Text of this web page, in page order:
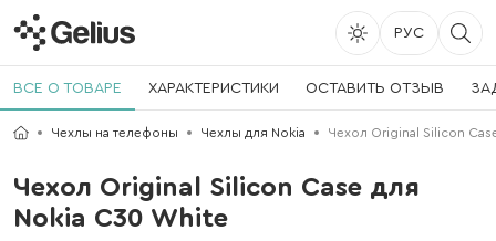
РУС
ВСЕ О ТОВАРЕ ХАРАКТЕРИСТИКИ ОСТАВИТЬ ОТЗЫВ
Чехлы на телефоны Чехлы для Nokia Чехол Original Silicon
Чехол Original Silicon Case для
Nokia C30 White